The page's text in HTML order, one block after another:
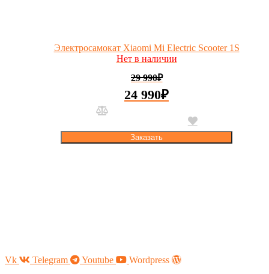
Электросамокат Xiaomi Mi Electric Scooter 1S
Нет в наличии
29 990₽
24 990₽
Заказать
Vk Telegram Youtube
Wordpress